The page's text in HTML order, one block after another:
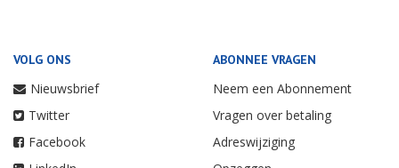
VOLG ONS
Nieuwsbrief
Twitter
Facebook
ABONNEE VRAGEN
Neem een Abonnement
Vragen over betaling
Adreswijziging